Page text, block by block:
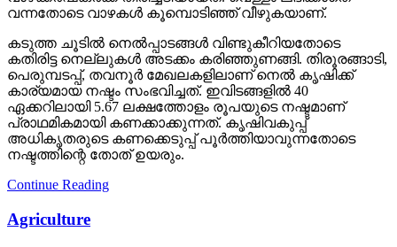
വന്നതോടെ വാഴകൾ കൂമ്പൊടിഞ്ഞ് വീഴുകയാണ്.
കടുത്ത ചൂടിൽ നെൽപ്പാടങ്ങൾ വിണ്ടുകീറിയതോടെ
കതിരിട്ട നെല്ലുകൾ അടക്കം കരിഞ്ഞുണങ്ങി. തിരൂരങ്ങാടി,
പെരുമ്പടപ്പ്, തവനൂർ മേഖലകളിലാണ് നെൽ കൃഷിക്ക്
കാര്യമായ നഷ്ടം സംഭവിച്ചത്. ഇവിടങ്ങളിൽ 40
ഏക്കറിലായി 5.67 ലക്ഷത്തോളം രൂപയുടെ നഷ്ടമാണ്
പ്രാഥമികമായി കണക്കാക്കുന്നത്. കൃഷിവകുപ്പ്
അധികൃതരുടെ കണക്കെടുപ്പ് പൂർത്തിയാവുന്നതോടെ
നഷ്ടത്തിന്റെ തോത് ഉയരും.
Continue Reading
Agriculture